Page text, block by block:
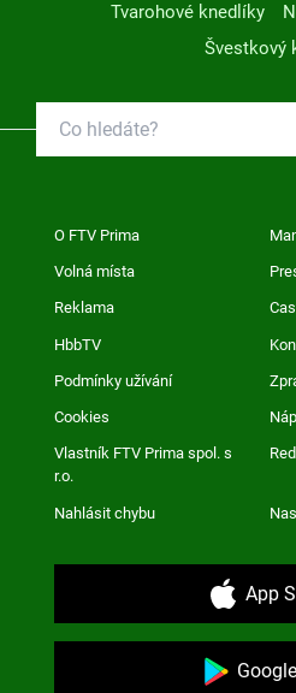
Tvarohové knedlíky
Švestkový
O FTV Prima
Volná místa
Reklama
HbbTV
Podmínky užívání
Cookies
Vlastník FTV Prima spol. s
r.o.
Nahlásit chybu
App